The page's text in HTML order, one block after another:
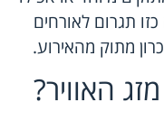
תגרום לאורחים
מתוק מהאירוע.
האוויר?